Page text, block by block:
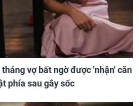
vợ bất ngờ được 'nhận' căn
phía sau gây sốc